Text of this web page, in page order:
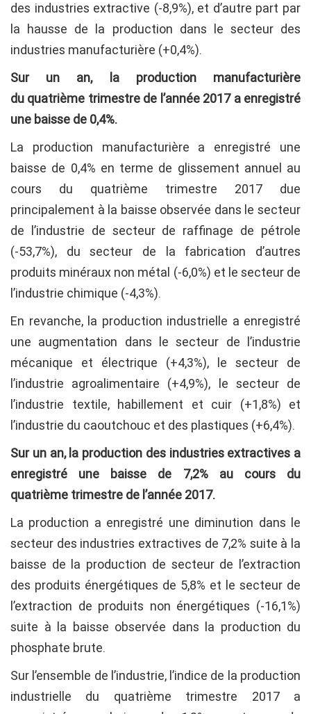
des industries extractive (-8,9%), et d’autre part par
la hausse de la production dans le secteur des
industries manufacturière (+0,4%).
Sur un an, la production manufacturière
du quatrième trimestre de l’année 2017 a enregistré
une baisse de 0,4%.
La production manufacturière a enregistré une
baisse de 0,4% en terme de glissement annuel au
cours du quatrième trimestre 2017 due
principalement à la baisse observée dans le secteur
de l’industrie de secteur de raffinage de pétrole
(-53,7%), du secteur de la fabrication d’autres
produits minéraux non métal (-6,0%) et le secteur de
l’industrie chimique (-4,3%).
En revanche, la production industrielle a enregistré
une augmentation dans le secteur de l’industrie
mécanique et électrique (+4,3%), le secteur de
l’industrie agroalimentaire (+4,9%), le secteur de
l’industrie textile, habillement et cuir (+1,8%) et
l’industrie du caoutchouc et des plastiques (+6,4%).
Sur un an, la production des industries extractives a
enregistré une baisse de 7,2% au cours du
quatrième trimestre de l’année 2017.
La production a enregistré une diminution dans le
secteur des industries extractives de 7,2% suite à la
baisse de la production de secteur de l’extraction
des produits énergétiques de 5,8% et le secteur de
l’extraction de produits non énergétiques (-16,1%)
suite à la baisse observée dans la production du
phosphate brute.
Sur l’ensemble de l’industrie, l’indice de la production
industrielle du quatrième trimestre 2017 a